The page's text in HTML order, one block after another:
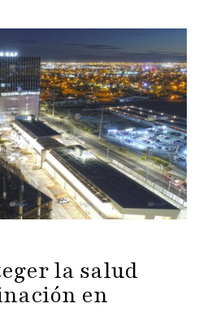
la salud
en